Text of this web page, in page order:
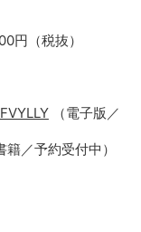
円（税抜）
（電子版／
籍／予約受付中）